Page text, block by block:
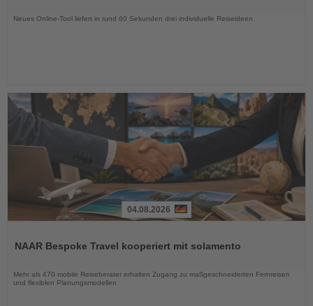
Neues Online-Tool liefert in rund 60 Sekunden drei individuelle Reiseideen
die
04.08.2026
NAAR Bespoke Travel kooperiert mit solamento
Mehr als 470 mobile Reiseberater erhalten Zugang zu maßgeschneiderten Fernreisen
und flexiblen Planungsmodellen